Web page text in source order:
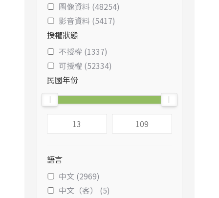
圖像資料 (48254)
影音資料 (5417)
授權狀態
不授權 (1337)
可授權 (52334)
民國年份
語言
中文 (2969)
中文（客） (5)